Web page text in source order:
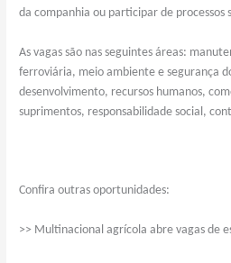
da companhia ou participar de processos
As vagas são nas seguintes áreas:
ferroviária, meio ambiente e segurança
desenvolvimento, recursos humanos,
suprimentos, responsabilidade social,
Confira outras oportunidades:
>> Multinacional agrícola abre vagas de